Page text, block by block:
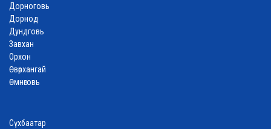
Дорноговь
Дорнод
Дундговь
Завхан
Орхон
Өвөрхангай
Өмнөговь
Сүхбаатар